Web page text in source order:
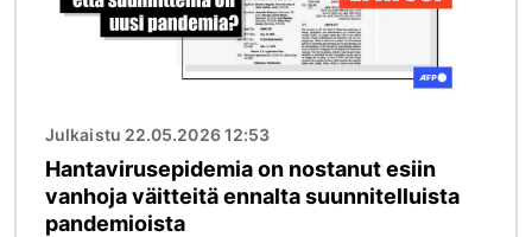
Julkaistu 22.05.2026 12:53
Hantavirusepidemia on nostanut esiin
vanhoja väitteitä ennalta suunnitelluista
pandemioista